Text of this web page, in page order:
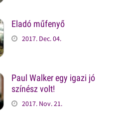
Eladó műfenyő
2017. Dec. 04.
Paul Walker egy igazi jó
színész volt!
2017. Nov. 21.